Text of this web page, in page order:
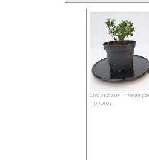
Cliquez sur l'image
1 photos